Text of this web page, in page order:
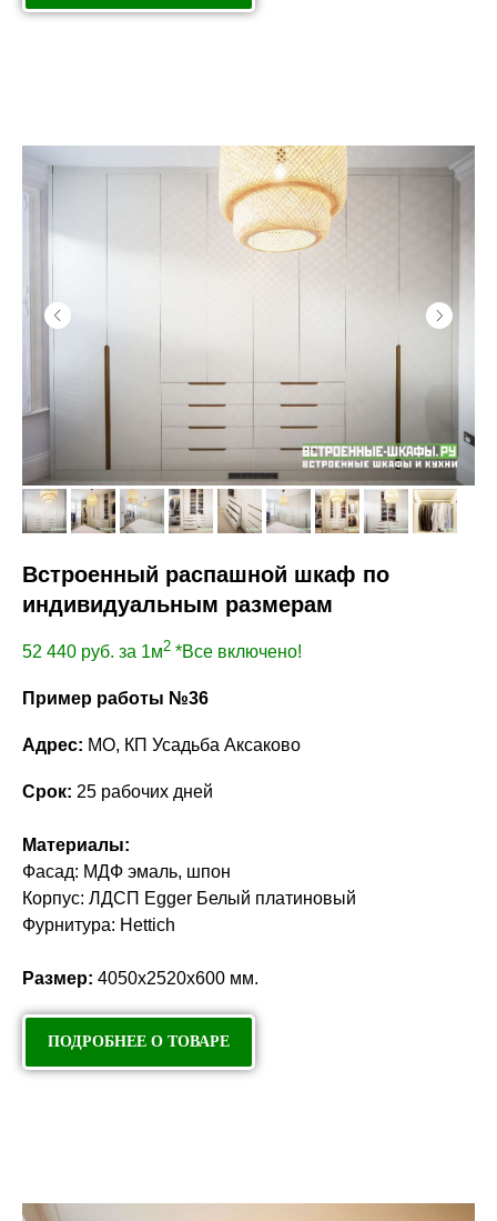
Встроенный распашной шкаф по
индивидуальным размерам
52 440 руб. за 1м2 *Все включено!
Пример работы №36
Адрес: МО, КП Усадьба Аксаково
Срок: 25 рабочих дней
Материалы:
Фасад: МДФ эмаль, шпон
Корпус: ЛДСП Egger Белый платиновый
Фурнитура: Hettich
Размер: 4050х2520х600 мм.
ПОДРОБНЕЕ О ТОВАРЕ